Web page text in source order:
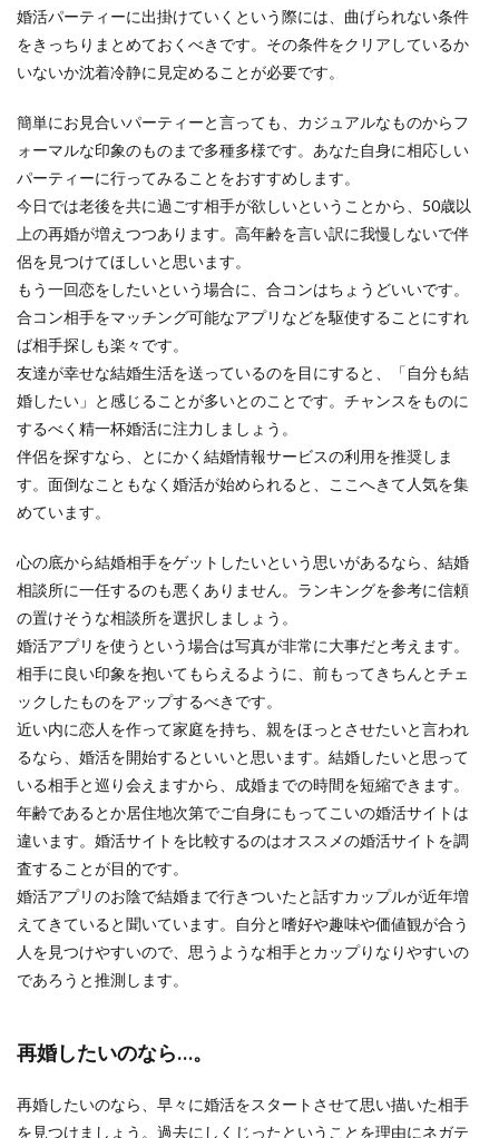
婚活パーティーに出掛けていくという際には、曲げられない条件
をきっちりまとめておくべきです。その条件をクリアしているか
いないか沈着冷静に見定めることが必要です。
簡単にお見合いパーティーと言っても、カジュアルなものからフ
ォーマルな印象のものまで多種多様です。あなた自身に相応しい
パーティーに行ってみることをおすすめします。
今日では老後を共に過ごす相手が欲しいということから、50歳以
上の再婚が増えつつあります。高年齢を言い訳に我慢しないで伴
侶を見つけてほしいと思います。
もう一回恋をしたいという場合に、合コンはちょうどいいです。
合コン相手をマッチング可能なアプリなどを駆使することにすれ
ば相手探しも楽々です。
友達が幸せな結婚生活を送っているのを目にすると、「自分も結
婚したい」と感じることが多いとのことです。チャンスをものに
するべく精一杯婚活に注力しましょう。
伴侶を探すなら、とにかく結婚情報サービスの利用を推奨しま
す。面倒なこともなく婚活が始められると、ここへきて人気を集
めています。
心の底から結婚相手をゲットしたいという思いがあるなら、結婚
相談所に一任するのも悪くありません。ランキングを参考に信頼
の置けそうな相談所を選択しましょう。
婚活アプリを使うという場合は写真が非常に大事だと考えます。
相手に良い印象を抱いてもらえるように、前もってきちんとチェ
ックしたものをアップするべきです。
近い内に恋人を作って家庭を持ち、親をほっとさせたいと言われ
るなら、婚活を開始するといいと思います。結婚したいと思って
いる相手と巡り会えますから、成婚までの時間を短縮できます。
年齢であるとか居住地次第でご自身にもってこいの婚活サイトは
違います。婚活サイトを比較するのはオススメの婚活サイトを調
査することが目的です。
婚活アプリのお陰で結婚まで行きついたと話すカップルが近年増
えてきていると聞いています。自分と嗜好や趣味や価値観が合う
人を見つけやすいので、思うような相手とカップりなりやすいの
であろうと推測します。
再婚したいのなら…。
再婚したいのなら、早々に婚活をスタートさせて思い描いた相手
を見つけましょう。過去にしくじったということを理由にネガテ